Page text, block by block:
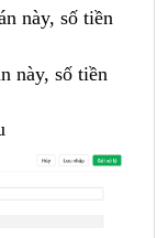
này, số tiền
này, số tiền